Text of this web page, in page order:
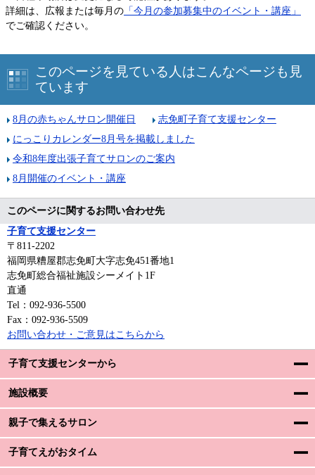
子育て支援センターから
施設概要
親子で集えるサロン
子育てえがおタイム
詳細は、広報または毎月の 「今月の参加募集中のイベント・講座」
でご確認ください。
このページを見ている人はこんなページも見
ています
8月の赤ちゃんサロン開催日
志免町子育て支援センター
にっこりカレンダー8月号を掲載しました
令和8年度出張子育てサロンのご案内
8月開催のイベント・講座
このページに関するお問い合わせ先
子育て支援センター
〒811-2202
福岡県糟屋郡志免町大字志免451番地1
志免町総合福祉施設シーメイト1F
直通
Tel：092-936-5500
Fax：092-936-5509
お問い合わせ・ご意見はこちらから